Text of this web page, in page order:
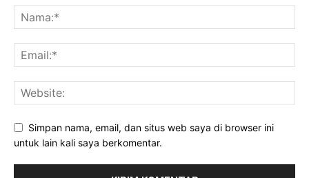
Simpan nama, email, dan situs web saya di browser ini
untuk lain kali saya berkomentar.